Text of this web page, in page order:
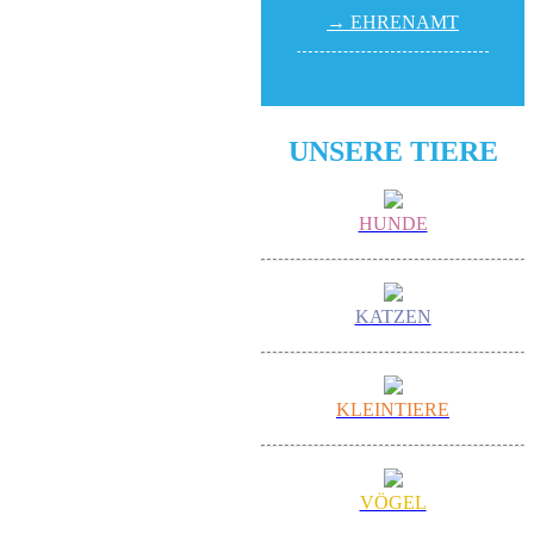
→ EHREN­AMT
UNSERE TIERE
HUNDE
KATZEN
KLEINTIERE
VÖGEL